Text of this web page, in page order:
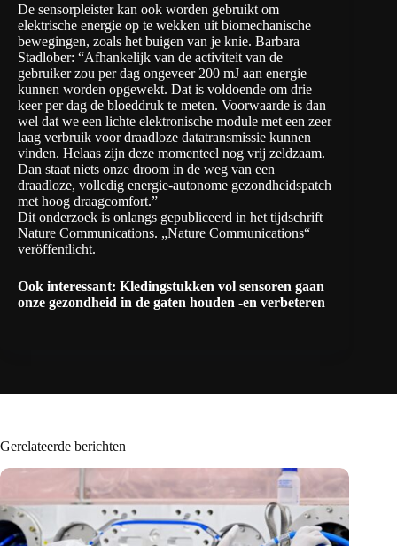
De sensorpleister kan ook worden gebruikt om
elektrische energie op te wekken uit biomechanische
bewegingen, zoals het buigen van je knie. Barbara
Stadlober: “Afhankelijk van de activiteit van de
gebruiker zou per dag ongeveer 200 mJ aan energie
kunnen worden opgewekt. Dat is voldoende om drie
keer per dag de bloeddruk te meten. Voorwaarde is dan
wel dat we een lichte elektronische module met een zeer
laag verbruik voor draadloze datatransmissie kunnen
vinden. Helaas zijn deze momenteel nog vrij zeldzaam.
Dan staat niets onze droom in de weg van een
draadloze, volledig energie-autonome gezondheidspatch
met hoog draagcomfort.”
Dit onderzoek is onlangs gepubliceerd in het tijdschrift
Nature Communications. „Nature Communications“
veröffentlicht.
Ook interessant: Kledingstukken vol sensoren gaan
onze gezondheid in de gaten houden -en verbeteren
Gerelateerde berichten